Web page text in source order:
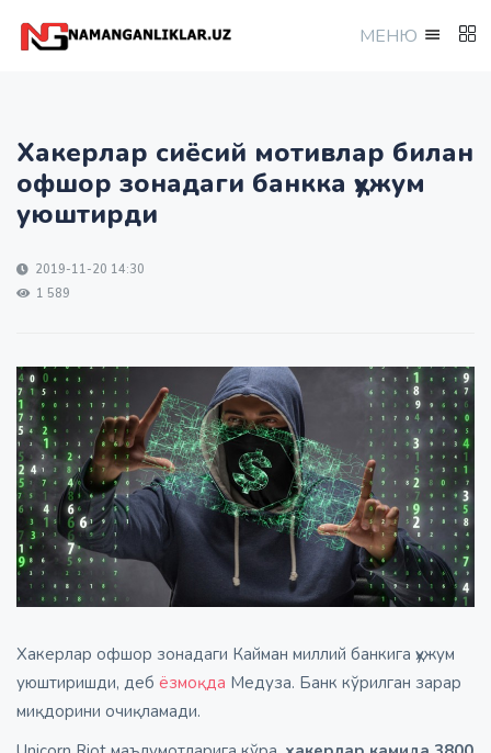
МEНЮ
Хакерлар сиёсий мотивлар билан
офшор зонадаги банкка ҳужум
уюштирди
2019-11-20 14:30
1 589
Хакерлар офшор зонадаги Кайман миллий банкига ҳужум
уюштиришди, деб ёзмоқда Медуза. Банк кўрилган зарар
миқдорини очиқламади.